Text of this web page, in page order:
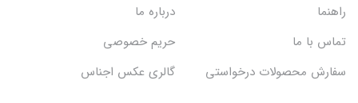
راهنما
درباره ما
تماس با ما
حریم خصوصی
سفارش محصولات درخواستی
گالری عکس اجناس